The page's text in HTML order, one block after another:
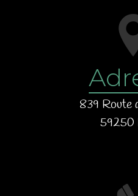
839 Route
59250